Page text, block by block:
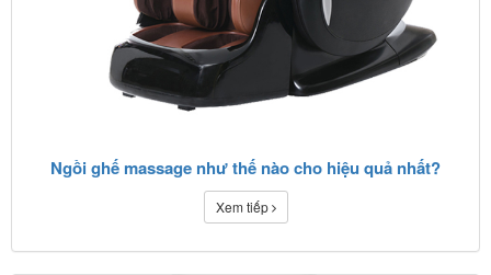
Ngồi ghế massage như thế nào cho hiệu quả nhất?
Xem tiếp